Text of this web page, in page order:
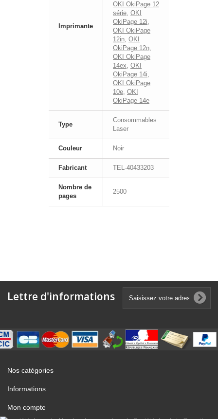
Imprimante
OKI OkiPage 12
série, OKI
OkiPage 12i,
OKI OkiPage
12in, OKI
OkiPage 12n,
OKI OkiPage
14ex, OKI
OkiPage 14i,
OKI OkiPage
10e, OKI
OkiPage 14e
Type
Consommables
Laser
Couleur Noir
Fabricant TEL-40433203
Nombre de
pages
2500
Lettre d'informations
Nos catégories
Informations
Mon compte